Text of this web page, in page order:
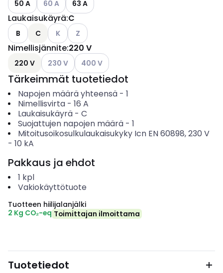
50 A
60 A 63 A
Laukaisukäyrä:C
B C Katso käytettävissä olevat vaihtoehdot
K Katso käytettävissä olevat vaihtoehdot
Z
Nimellisjännite:220 V
220 V Katso käytettävissä olevat vaihtoehdot
230 V Katso käytettävissä olevat vaihtoehdot
400 V
Tärkeimmät tuotetiedot
Napojen määrä yhteensä- 1
Nimellisvirta- 16 A
Laukaisukäyrä- C
Suojattujen napojen määrä- 1
Mitoitusoikosulkulaukaisukyky Icn EN 60898, 230 V
- 10 kA
Pakkaus ja ehdot
1 kpl
Vakiokäyttötuote
Tuotteen hiilijalanjälki
2 Kg CO₂-eq Toimittajan ilmoittama
Tuotetiedot